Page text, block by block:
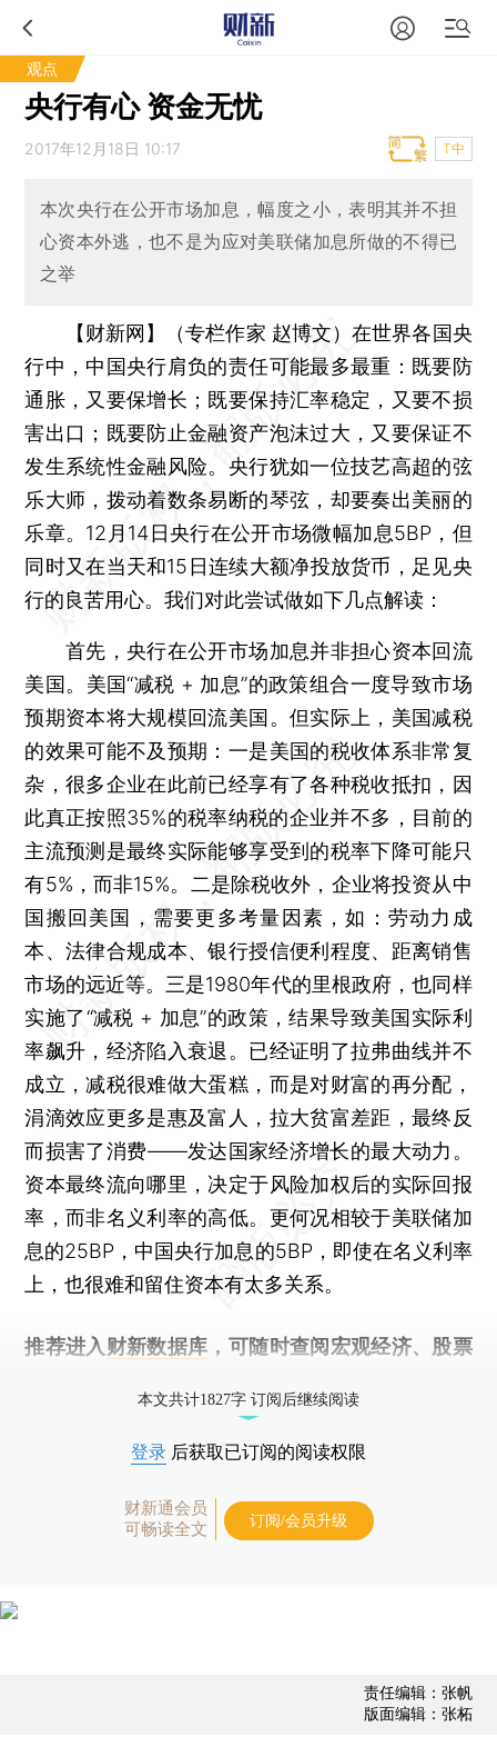
观点
央行有心 资金无忧
2017年12月18日 10:17 T中
本次央行在公开市场加息，幅度之小，表明其并不担
心资本外逃，也不是为应对美联储加息所做的不得已
之举
【财新网】（专栏作家 赵博文）在世界各国央
行中，中国央行肩负的责任可能最多最重：既要防
通胀，又要保增长；既要保持汇率稳定，又要不损
害出口；既要防止金融资产泡沫过大，又要保证不
发生系统性金融风险。央行犹如一位技艺高超的弦
乐大师，拨动着数条易断的琴弦，却要奏出美丽的
乐章。12月14日央行在公开市场微幅加息5BP，但
同时又在当天和15日连续大额净投放货币，足见央
行的良苦用心。我们对此尝试做如下几点解读：
首先，央行在公开市场加息并非担心资本回流
美国。美国“减税 + 加息”的政策组合一度导致市场
预期资本将大规模回流美国。但实际上，美国减税
的效果可能不及预期：一是美国的税收体系非常复
杂，很多企业在此前已经享有了各种税收抵扣，因
此真正按照35%的税率纳税的企业并不多，目前的
主流预测是最终实际能够享受到的税率下降可能只
有5%，而非15%。二是除税收外，企业将投资从中
国搬回美国，需要更多考量因素，如：劳动力成
本、法律合规成本、银行授信便利程度、距离销售
市场的远近等。三是1980年代的里根政府，也同样
实施了“减税 + 加息”的政策，结果导致美国实际利
率飙升，经济陷入衰退。已经证明了拉弗曲线并不
成立，减税很难做大蛋糕，而是对财富的再分配，
涓滴效应更多是惠及富人，拉大贫富差距，最终反
而损害了消费——发达国家经济增长的最大动力。
资本最终流向哪里，决定于风险加权后的实际回报
率，而非名义利率的高低。更何况相较于美联储加
息的25BP，中国央行加息的5BP，即使在名义利率
上，也很难和留住资本有太多关系。
推荐进入 财新数据库 ，可随时查阅宏观经济、股票
本文共计1827字 订阅后继续阅读
登录 后获取已订阅的阅读权限
财新通会员
可畅读全文
订阅/会员升级
责任编辑：张帆
版面编辑：张柘